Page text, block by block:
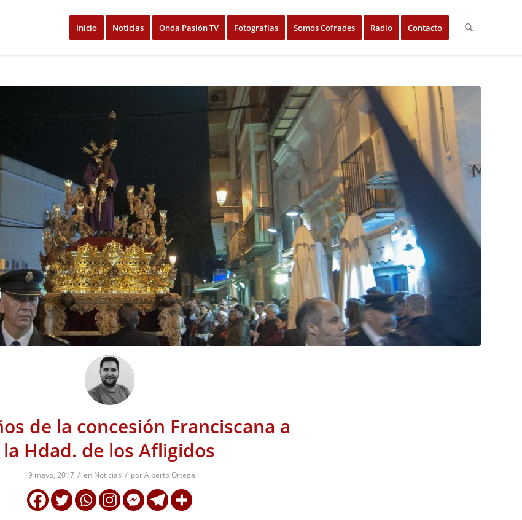
Inicio Noticias Onda Pasión TV Fotografías Somos Cofrades Radio Contacto
de la concesión Franciscana a
la Hdad. de los Afligidos
19 mayo, 2017 / en Noticias / porAlberto Ortega